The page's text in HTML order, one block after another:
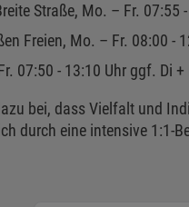
Straße, Mo. – Fr.
Freien, Mo. – Fr. 08:00 -
07:50 - 13:10 Uhr ggf. Di
bei, dass Vielfalt und
durch eine intensive 1:1-